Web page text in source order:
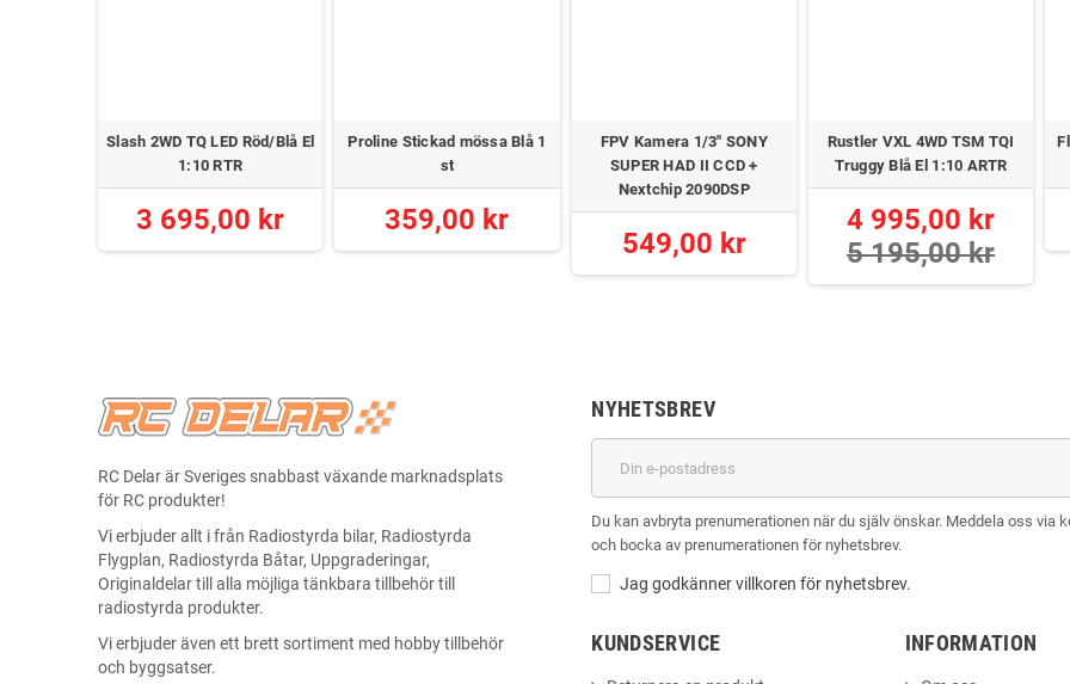
Slash 2WD TQ LED Röd/Blå El
1:10 RTR
3 695,00 kr
Proline Stickad mössa Blå 1
st
359,00 kr
FPV Kamera 1/3" SONY
SUPER HAD II CCD +
Nextchip 2090DSP
549,00 kr
Rustler VXL 4WD TSM TQI
Truggy Blå El 1:10 ARTR
4 995,00 kr
5 195,00 kr
RC Delar är Sveriges snabbast växande marknadsplats
för RC produkter!
Vi erbjuder allt i från Radiostyrda bilar, Radiostyrda
Flygplan, Radiostyrda Båtar, Uppgraderingar,
Originaldelar till alla möjliga tänkbara tillbehör till
radiostyrda produkter.
Vi erbjuder även ett brett sortiment med hobby tillbehör
och byggsatser.
NYHETSBREV
Du kan avbryta prenumerationen när du själv önskar. Meddela oss
och bocka av prenumerationen för nyhetsbrev.
Jag godkänner villkoren för nyhetsbrev.
KUNDSERVICE INFORMATION